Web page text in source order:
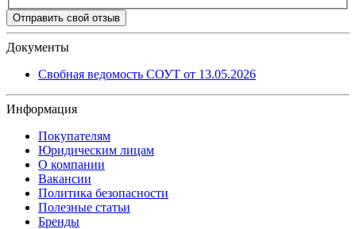
Отправить свой отзыв
Документы
Свобная ведомость СОУТ от 13.05.2026
Информация
Покупателям
Юридическим лицам
О компании
Вакансии
Политика безопасности
Полезные статьи
Бренды